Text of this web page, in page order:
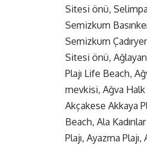
Sitesi önü,
Semizkum
Semizkum
Sitesi önü,
Plajı Life Beach,
mevkisi, Ağva Halk
Akçakese Akkaya
Beach, Ala Kadınlar
Plajı, Ayazma